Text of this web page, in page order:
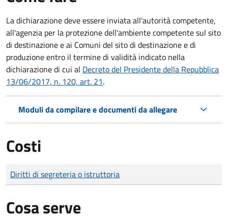
La dichiarazione deve essere inviata all'autorità competente,
all'agenzia per la protezione dell'ambiente competente sul sito
di destinazione e ai Comuni del sito di destinazione e di
produzione entro il termine di validità indicato nella
dichiarazione di cui al Decreto del Presidente della Repubblica
13/06/2017, n. 120, art. 21.
Moduli da compilare e documenti da allegare
Costi
Tipo di pagamento
Importo
Diritti di segreteria o istruttoria
Cosa serve